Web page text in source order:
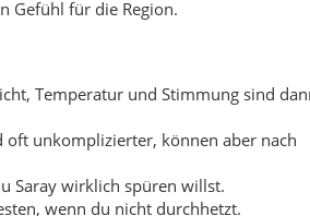
gilt: leise unterwegs sein, keine
Ketten.